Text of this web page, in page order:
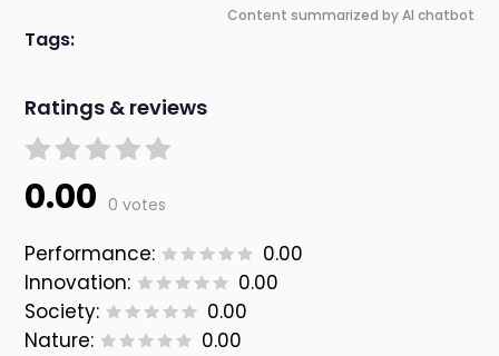
Content summarized by AI chatbot
Tags:
Ratings & reviews
0.00 0 votes
Performance:
0.00
Innovation:
0.00
Society:
0.00
Nature:
0.00